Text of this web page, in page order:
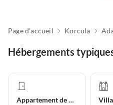
Page d'accueil Korcula
Hébergements
Appartement de vacances Villa